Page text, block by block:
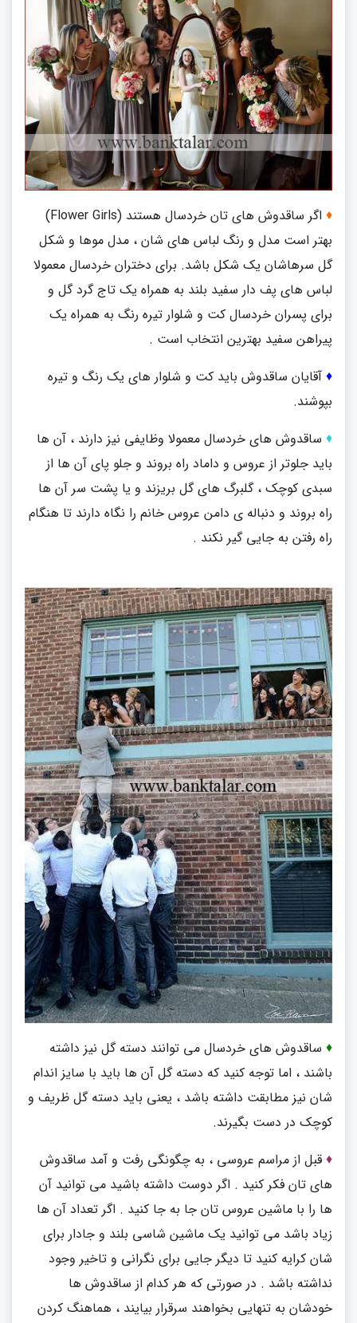
♦ اگر ساقدوش های تان خردسال هستند (Flower Girls)
بهتر است مدل و رنگ لباس های شان ، مدل موها و شکل
گل سرهاشان یک شکل باشد. برای دختران خردسال معمولا
لباس های پف دار سفید بلند به همراه یک تاج گرد گل و
برای پسران خردسال کت و شلوار تیره رنگ به همراه یک
پیراهن سفید بهترین انتخاب است .
♦ آقایان ساقدوش باید کت و شلوار های یک رنگ و تیره
بپوشند.
♦ ساقدوش های خردسال معمولا وظایفی نیز دارند ، آن ها
باید جلوتر از عروس و داماد راه بروند و جلو پای آن ها از
سبدی کوچک ، گلبرگ های گل بریزند و یا پشت سر آن ها
راه بروند و دنباله ی دامن عروس خانم را نگاه دارند تا هنگام
راه رفتن به جایی گیر نکند .
♦ ساقدوش های خردسال می توانند دسته گل نیز داشته
باشند ، اما توجه کنید که دسته گل آن ها باید با سایز اندام
شان نیز مطابقت داشته باشد ، یعنی باید دسته گل ظریف و
کوچک در دست بگیرند.
♦ قبل از مراسم عروسی ، به چگونگی رفت و آمد ساقدوش
های تان فکر کنید . اگر دوست داشته باشید می توانید آن
ها را با ماشین عروس تان جا به جا کنید . اگر تعداد آن ها
زیاد باشد می توانید یک ماشین شاسی بلند و جادار برای
شان کرایه کنید تا دیگر جایی برای نگرانی و تاخیر وجود
نداشته باشد . در صورتی که هر کدام از ساقدوش ها
خودشان به تنهایی بخواهند سرقرار بیایند ، هماهنگ کردن